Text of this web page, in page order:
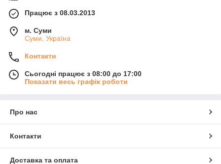
Працює з 08.03.2013
м. Суми
Суми, Україна
Контакти
Сьогодні працює з 08:00 до 17:00
Показати весь графік роботи
Про нас
Контакти
Доставка та оплата